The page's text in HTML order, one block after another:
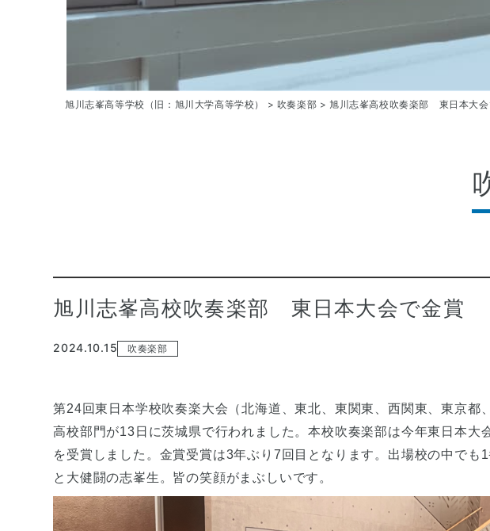
旭川志峯高等学校（旧：旭川大学高等学校） > 吹奏楽部 >旭川志峯高校吹奏楽部 東日本大会
旭川志峯高校吹奏楽部 東日本大会で金賞
2024.10.15 吹奏楽部
第24回東日本学校吹奏楽大会（北海道、東北、東関東、西関東、東京都
高校部門が13日に茨城県で行われました。本校吹奏楽部は今年東日本大
を受賞しました。金賞受賞は3年ぶり7回目となります。出場校の中でも
と大健闘の志峯生。皆の笑顔がまぶしいです。